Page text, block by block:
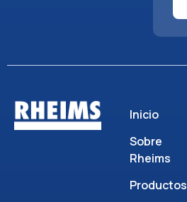
Inicio
Sobre
Rheims
Productos